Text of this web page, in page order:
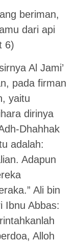
beriman,
dari api
6)
Al Jami’
pada firman
yaitu
dirinya
Dhahhak
adalah:
Adapun
Ali bin
Ibnu Abbas:
Alloh